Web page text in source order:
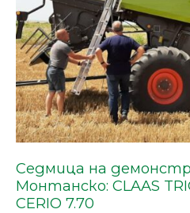
Седмица на
Монтанско: CLAAS
CERIO 7.70
650
И
ХЕДЕР
CERIO
7.70